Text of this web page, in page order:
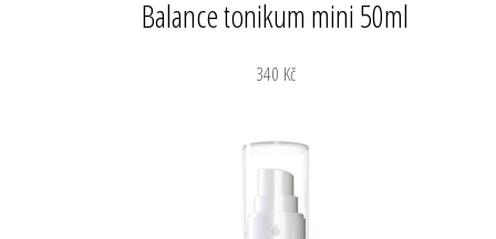
Balance tonikum mini 50ml
340 Kč